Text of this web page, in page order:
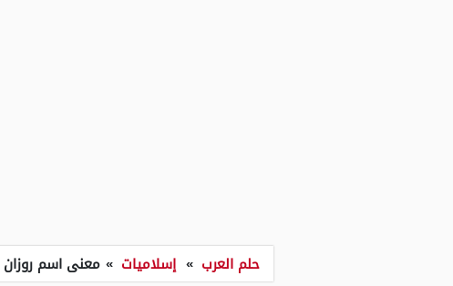
حلم العرب » إسلاميات » معنى اسم